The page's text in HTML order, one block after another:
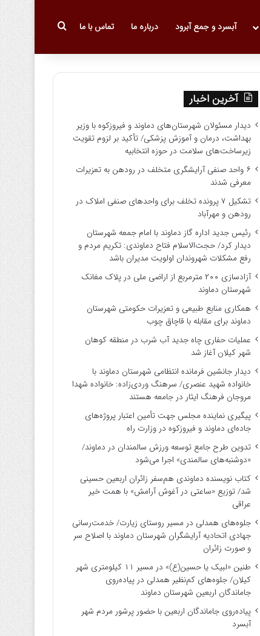
آبسرد و جمع آبرود درباره ما تماس با ما جستجو برای
آخرین اخبار
دیدار مسئولان شهرستان‌های دماوند و فیروزکوه با وزیر
بهداشت، درمان و آموزش پزشکی/ تأکید بر لزوم تقویت
زیرساخت‌های سلامت در حوزه انتخابیه
۶ واحد صنفی آرایشگری متخلف در رودهن به تعزیرات
معرفی شدند
تشکیل ۷ پرونده تخلف برای واحدهای صنفی املاک در
رودهن و مهرآباد
رئیس جدید اداره گاز دماوند با امام جمعه شهرستان
دیدار کرد/ حجت‌الاسلام فتاح دماوندی: تکریم مردم و
رفع مشکلات شهروندان اولویت مدیران باشد
آزادسازی ۲۰۰ مترمربع از اراضی ملی در پلاک مغانک
شهرستان دماوند
همکاری منابع طبیعی و تعزیرات حکومتی شهرستان
دماوند برای مقابله با قاچاق چوب
عملیات حفاری چاه جدید آب شرب در منطقه کوهان
شهر کیلان آغاز شد
دیدار جانشین فرمانده انتظامی شهرستان دماوند با
خانواده شهید عنصری/ سرهنگ وردی‌زاده: خانواده شهدا
مروجان فرهنگ ایثار در جامعه هستند
پیگیری نماینده مجلس جهت تأمین اعتبار پروژه‌های
جاده‌ای دماوند و فیروزکوه در وزارت راه
تدوین طرح جامع توسعه ورزش سالمندان در دماوند/
«دوشنبه‌های سالمندی» اجرا می‌شود
کتاب نویسنده دماوندی هم‌سفر زائران اربعین حسینی
شد/ توزیع «ساعتی در آغوش آرامش» با همت خیر
عراقی
جلوه‌های همدلی در مسیر روستای زیارت/ خدمت‌رسانی
جهادی اتحادیه آرایشگران شهرستان دماوند با اصلاح سر
و صورت زائران
طنین «لبیک یا حسین(ع)» در مسیر ۱۱ کیلومتری شهر
کیلان/ جلوه‌های کم‌نظیر همدلی در پیاده‌روی
جاماندگان اربعین شهرستان دماوند
پیاده‌روی جاماندگان اربعین با حضور پرشور مردم شهر
آبسرد